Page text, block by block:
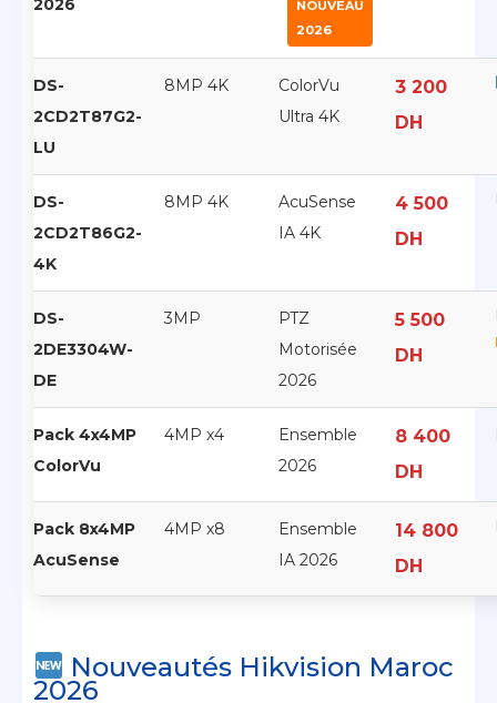
2026
NOUVEAU
2026
DS-
2CD2T87G2-
LU
8MP 4K
ColorVu
Ultra 4K
3 200
DH
DS-
2CD2T86G2-
4K
8MP 4K
AcuSense
IA 4K
4 500
DH
DS-
2DE3304W-
DE
3MP
PTZ
Motorisée
2026
5 500
DH
Pack 4x4MP
ColorVu
4MP x4
Ensemble
2026
8 400
DH
Pack 8x4MP
AcuSense
4MP x8
Ensemble
IA 2026
14 800
DH
Nouveautés Hikvision Maroc
2026